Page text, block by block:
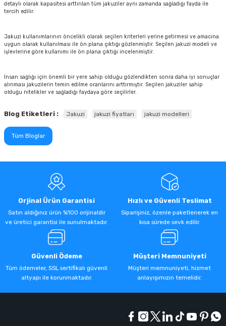
detaylı olarak kapasitesi arttırılan tüm jakuziler aynı zamanda sağladığı fayda ile
tercih edilir.
Jakuzi kullanımlarının öncelikli olarak seçilen kriterleri yerine getirmesi ve amacına
uygun olarak kullanılması ile ön plana çıktığı gözlenmiştir. Seçilen jakuzi modeli ve
işlevlerine göre kullanımı ile ön plana çıktığı incelenmiştir.
İnsan sağlığı için önemli bir yere sahip olduğu gözlendikten sonra daha iyi sonuçlar
alınması jakuzilerin temin edilme oranlarını arttırmıştır. Seçilen jakuziler sahip
olduğu nitelikler ve sağladığı faydaya göre seçilirler.
Blog Etiketleri : Jakuzi jakuzi fiyatları jakuzi modelleri
Tüm Bloglar
Orjinal Ürün Garantisi
Satın aldığınız ürün %100 orijinaldir
ve üretici garantisi ile sunulmaktadır.
Hızlı ve Güvenli Teslimat
Siparişiniz, özenle paketlenerek en
kısa sürede sevk edilir.
Güvenli Ödeme
Tüm ödemeler, SSL sertifikalı güvenli
altyapı ile korunmaktadır.
Müşteri Memnuniyeti
Müşteri memnuniyeti, hizmet
anlayışımızın temelidir.